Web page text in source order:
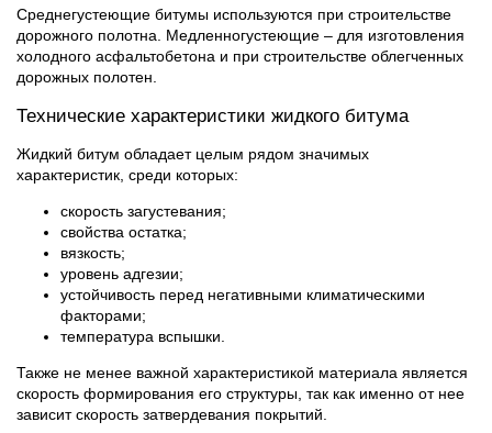
Среднегустеющие битумы используются при строительстве
дорожного полотна. Медленногустеющие – для изготовления
холодного асфальтобетона и при строительстве облегченных
дорожных полотен.
Технические характеристики жидкого битума
Жидкий битум обладает целым рядом значимых
характеристик, среди которых:
скорость загустевания;
свойства остатка;
вязкость;
уровень адгезии;
устойчивость перед негативными климатическими
факторами;
температура вспышки.
Также не менее важной характеристикой материала является
скорость формирования его структуры, так как именно от нее
зависит скорость затвердевания покрытий.